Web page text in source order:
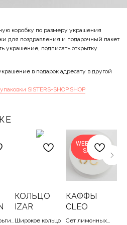
коробку по размеру украшения
для поздравления и подарочный пакет
украшение, подписать открытку
в подарок адресату в другой
SISTERS-SHOP.SHOP
КОЛЬЦО
IZAR
Широкое кольцо с
WEEKEND
SALE
КАФФЫ
CLEO
Cет лимонных